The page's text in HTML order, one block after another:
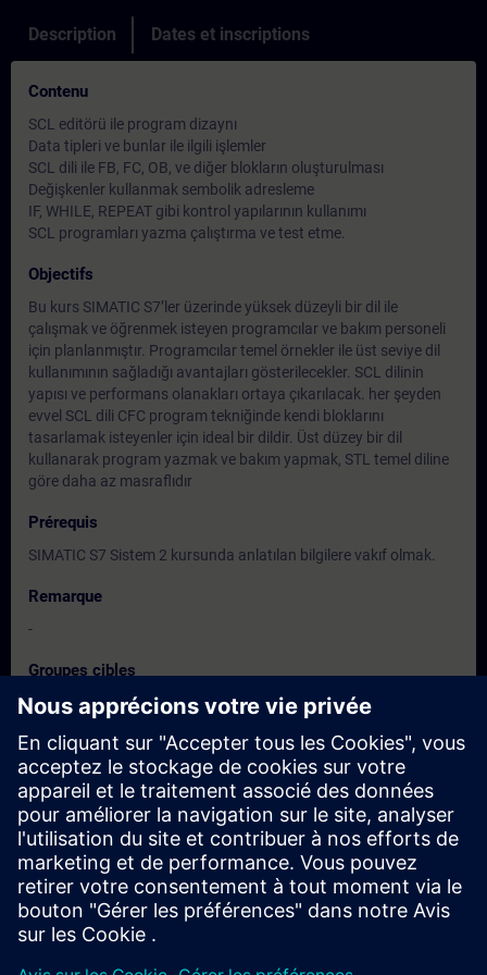
Description Dates et inscriptions
Contenu
SCL editörü ile program dizaynı
Data tipleri ve bunlar ile ilgili işlemler
SCL dili ile FB, FC, OB, ve diğer blokların oluşturulması
Değişkenler kullanmak sembolik adresleme
IF, WHILE, REPEAT gibi kontrol yapılarının kullanımı
SCL programları yazma çalıştırma ve test etme.
Objectifs
Bu kurs SIMATIC S7’ler üzerinde yüksek düzeyli bir dil ile
çalışmak ve öğrenmek isteyen programcılar ve bakım personeli
için planlanmıştır. Programcılar temel örnekler ile üst seviye dil
kullanımının sağladığı avantajları gösterilecekler. SCL dilinin
yapısı ve performans olanakları ortaya çıkarılacak. her şeyden
evvel SCL dili CFC program tekniğinde kendi bloklarını
tasarlamak isteyenler için ideal bir dildir. Üst düzey bir dil
kullanarak program yazmak ve bakım yapmak, STL temel diline
göre daha az masraflıdır
Prérequis
SIMATIC S7 Sistem 2 kursunda anlatılan bilgilere vakıf olmak.
Remarque
-
Groupes cibles
Elektrik ve otomasyona yönelik proje, montaj, bakım ve işletme
personeli, mühendisler, teknisyenler.
Dates et inscriptions
Actuellement, aucun événement disponible
Inscrivez-vous sur la liste de demandes et recevez une
notification dès que de nouvelles dates sont disponibles.
Activer le service de notification